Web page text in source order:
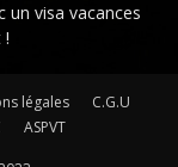
un visa vacances
!
légales
C.G.U
ASPVT